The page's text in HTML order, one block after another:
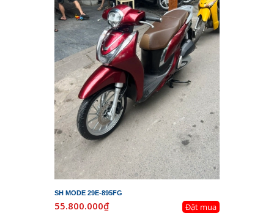
SH MODE 29E-895FG
55.800.000₫ Đặt mua